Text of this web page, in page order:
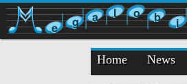
e g a l o b i
Home News